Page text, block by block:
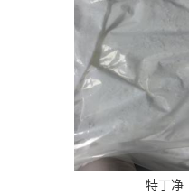
特丁净